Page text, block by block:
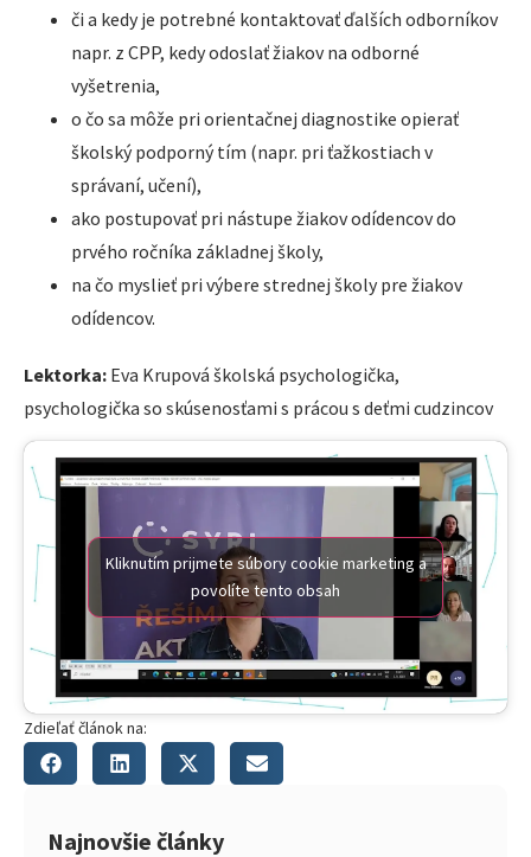
či a kedy je potrebné kontaktovať ďalších odborníkov
napr. z CPP, kedy odoslať žiakov na odborné
vyšetrenia,
o čo sa môže pri orientačnej diagnostike opierať
školský podporný tím (napr. pri ťažkostiach v
správaní, učení),
ako postupovať pri nástupe žiakov odídencov do
prvého ročníka základnej školy,
na čo myslieť pri výbere strednej školy pre žiakov
odídencov.
Lektorka: Eva Krupová školská psychologička,
psychologička so skúsenosťami s prácou s deťmi cudzincov
Kliknutím prijmete súbory cookie marketing a
povolíte tento obsah
Zdieľať článok na:
Najnovšie články